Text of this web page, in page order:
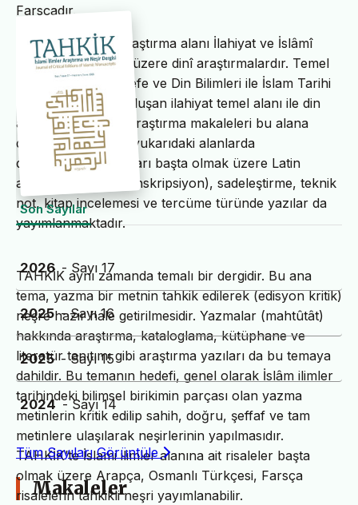
Farsçadır.
TAHKİK’in temel araştırma alanı İlahiyat ve İslâmî
ilimler başta olmak üzere dinî araştırmalardır. Temel
İslam Bilimleri, Felsefe ve Din Bilimleri ile İslam Tarihi
ve Sanatları’ndan oluşan ilahiyat temel alanı ile din
alanındaki bilimsel araştırma makaleleri bu alana
dâhildir. TAHKİK’te yukarıdaki alanlarda
değerlendirme yazıları başta olmak üzere Latin
alfabesine nakil (transkripsiyon), sadeleştirme, teknik
not, kitap incelemesi ve tercüme türünde yazılar da
yayımlanmaktadır.
TAHKİK aynı zamanda temalı bir dergidir. Bu ana
tema, yazma bir metnin tahkik edilerek (edisyon kritik)
neşre hazır hale getirilmesidir. Yazmalar (mahtûtât)
hakkında araştırma, kataloglama, kütüphane ve
literatür tanıtımı gibi araştırma yazıları da bu temaya
dahildir. Bu temanın hedefi, genel olarak İslâm ilimler
tarihindeki bilimsel birikimin parçası olan yazma
metinlerin kritik edilip sahih, doğru, şeffaf ve tam
metinlere ulaşılarak neşirlerinin yapılmasıdır.
TAHKİK’te İslami ilimler alanına ait risaleler başta
olmak üzere Arapça, Osmanlı Türkçesi, Farsça
risalelerin tahkikli neşri yayımlanabilir.
Son Sayılar
2026 - Sayı 17
2025 - Sayı 16
2025 - Sayı 15
2024 - Sayı 14
Tüm Sayıları Görüntüle
Makaleler